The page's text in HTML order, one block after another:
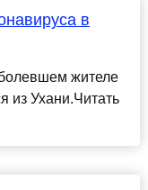
в
жителе
из Ухани.Читать